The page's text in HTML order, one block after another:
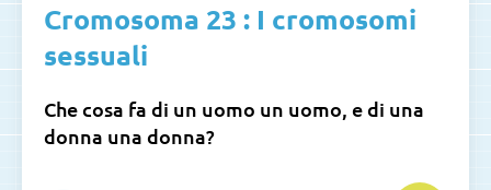
Cromosoma 23 : I cromosomi
sessuali
Che cosa fa di un uomo un uomo, e di una
donna una donna?